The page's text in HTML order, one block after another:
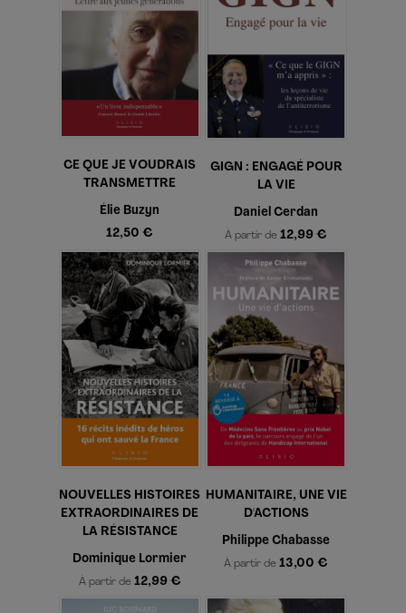
CE QUE JE VOUDRAIS
TRANSMETTRE
Élie Buzyn
12,50 €
GIGN : ENGAGÉ POUR
LA VIE
Daniel Cerdan
À partir de12,99 €
NOUVELLES HISTOIRES
EXTRAORDINAIRES DE
LA RÉSISTANCE
Dominique Lormier
À partir de 12,99 €
HUMANITAIRE, UNE VIE
D'ACTIONS
Philippe Chabasse
À partir de13,00 €